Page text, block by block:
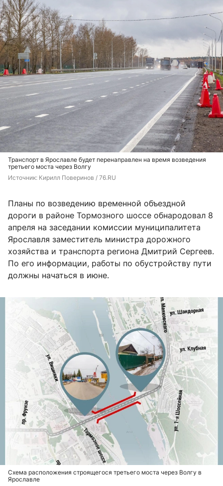
Транспорт в Ярославле будет перенаправлен на время возведения
третьего моста через Волгу
Источник: Кирилл Поверинов / 76.RU
Планы по возведению временной объездной
дороги в районе Тормозного шоссе обнародовал 8
апреля на заседании комиссии муниципалитета
Ярославля заместитель министра дорожного
хозяйства и транспорта региона Дмитрий Сергеев.
По его информации, работы по обустройству пути
должны начаться в июне.
Схема расположения строящегося третьего моста через Волгу в
Ярославле